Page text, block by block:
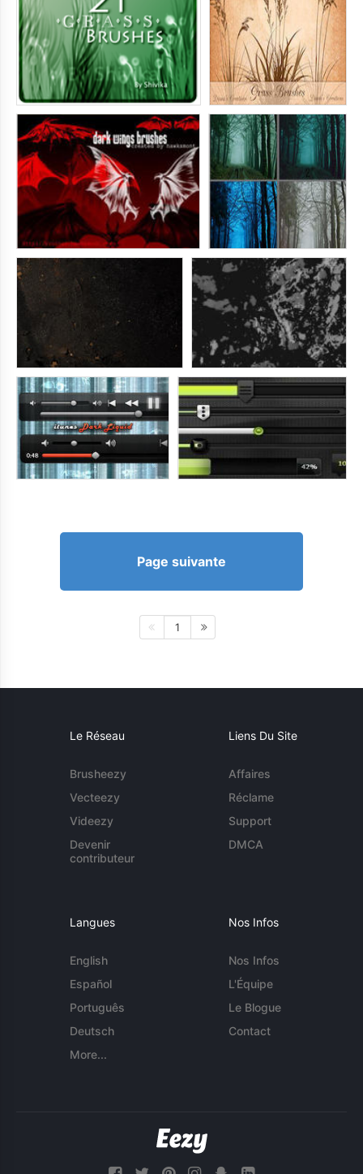
Page suivante
1
Le Réseau
Brusheezy
Vecteezy
Videezy
Devenir
contributeur
Liens Du Site
Affaires
Réclame
Support
DMCA
Langues
English
Español
Português
Deutsch
More...
Nos Infos
Nos Infos
L'Équipe
Le Blogue
Contact